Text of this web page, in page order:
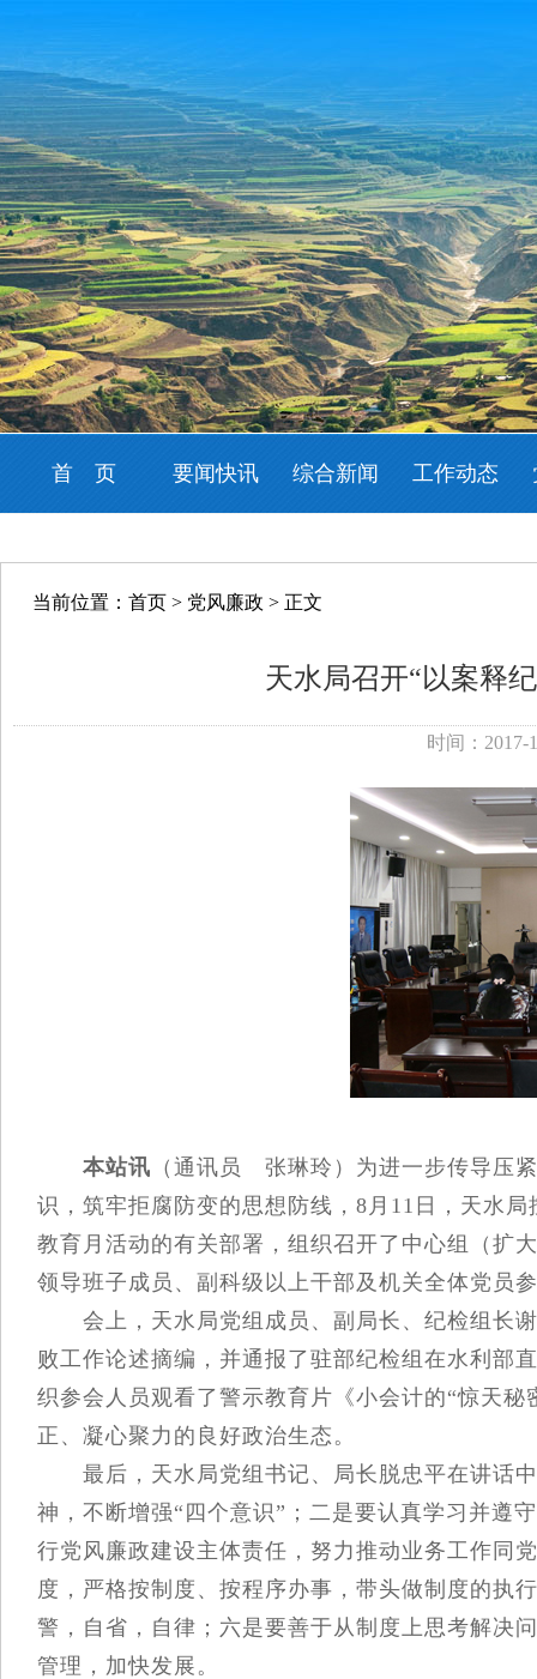
首 页 要闻快讯 综合新闻 工作动态
当前位置： 首页 > 党风廉政 > 正文
天水局召开“以案释
时间：
本站讯 （通讯员 张琳玲）为进一步传导压
识，筑牢拒腐防变的思想防线，8月11日，天水
教育月活动的有关部署，组织召开了中心组（扩
领导班子成员、副科级以上干部及机关全体党员
会上，天水局党组成员、副局长、纪检组长谢
败工作论述摘编，并通报了驻部纪检组在水利部
织参会人员观看了警示教育片《小会计的“惊天
正、凝心聚力的良好政治生态。
最后，天水局党组书记、局长脱忠平在讲话中
神，不断增强“四个意识”；二是要认真学习并遵
行党风廉政建设主体责任，努力推动业务工作同
度，严格按制度、按程序办事，带头做制度的执
警，自省，自律；六是要善于从制度上思考解决
管理，加快发展。